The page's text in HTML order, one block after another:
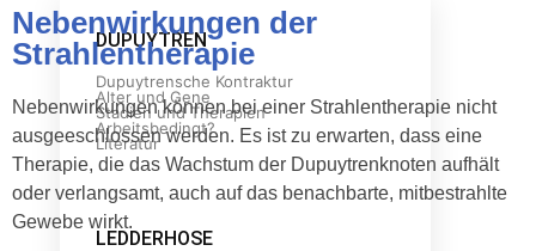
DUPUYTREN
Dupuytrensche Kontraktur
Alter und Gene
Stadien und Therapien
Arbeitsbedingt?
Literatur
LEDDERHOSE
Nebenwirkungen der
Strahlentherapie
Nebenwirkungen können bei einer Strahlentherapie nicht
ausgeeschlossen werden. Es ist zu erwarten, dass eine
Therapie, die das Wachstum der Dupuytrenknoten aufhält
oder verlangsamt, auch auf das benachbarte, mitbestrahlte
Gewebe wirkt.